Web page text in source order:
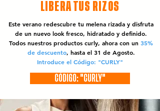
LIBERA TUS RIZOS
Este verano redescubre tu melena rizada y disfruta
de un nuevo look fresco, hidratado y definido.
Todos nuestros productos curly, ahora con un 35%
de descuento, hasta el 31 de Agosto.
Introduce el Código: "CURLY"
CÓDIGO: "CURLY"